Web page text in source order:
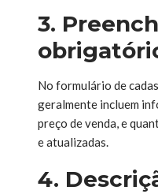
3.
No formulário de
geralmente incluem
preço de venda, e
e atualizadas.
4.